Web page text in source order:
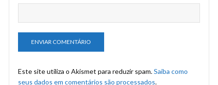
Este site utiliza o Akismet para reduzir spam.Saiba como
seus dados em comentários são processados.